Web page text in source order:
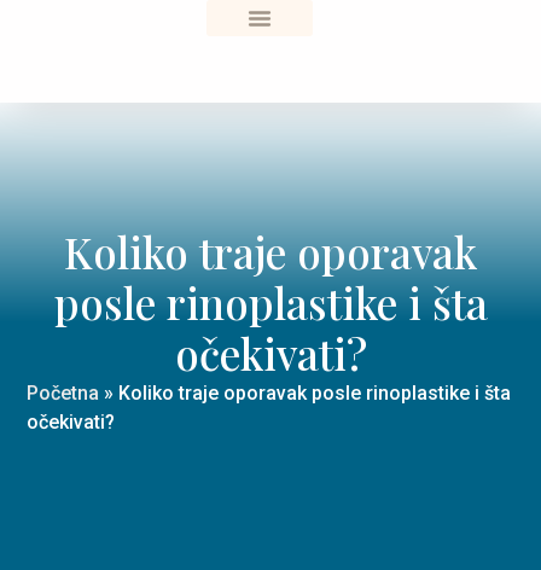
Koliko traje oporavak
posle rinoplastike i šta
očekivati?
Početna » Koliko traje oporavak posle rinoplastike i šta
očekivati?